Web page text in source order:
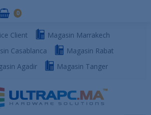
Client
Magasin Marrakech
Casablanca
Magasin Rabat
Agadir
Magasin Tanger
0